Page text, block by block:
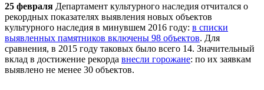
25 февраля Департамент культурного наследия отчитался о
рекордных показателях выявления новых объектов
культурного наследия в минувшем 2016 году: в списки
выявленных памятников включены 98 объектов. Для
сравнения, в 2015 году таковых было всего 14. Значительный
вклад в достижение рекорда внесли горожане: по их заявкам
выявлено не менее 30 объектов.